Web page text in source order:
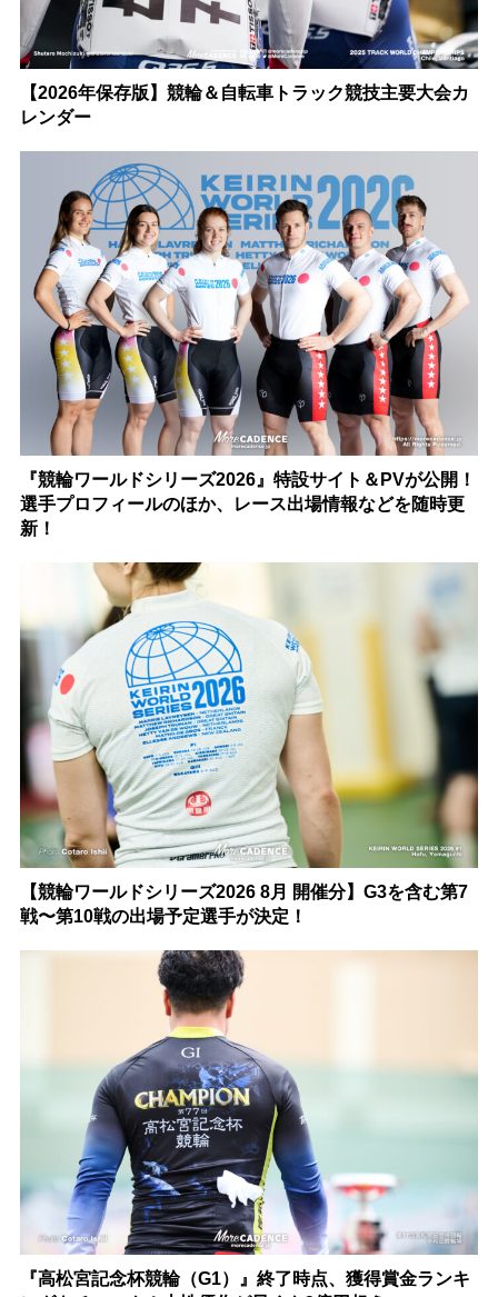
【2026年保存版】競輪＆自転車トラック競技主要大会カ
レンダー
『競輪ワールドシリーズ2026』特設サイト＆PVが公開！
選手プロフィールのほか、レース出場情報などを随時更
新！
【競輪ワールドシリーズ2026 8月 開催分】G3を含む第7
戦〜第10戦の出場予定選手が決定！
『高松宮記念杯競輪（G1）』終了時点、獲得賞金ランキ